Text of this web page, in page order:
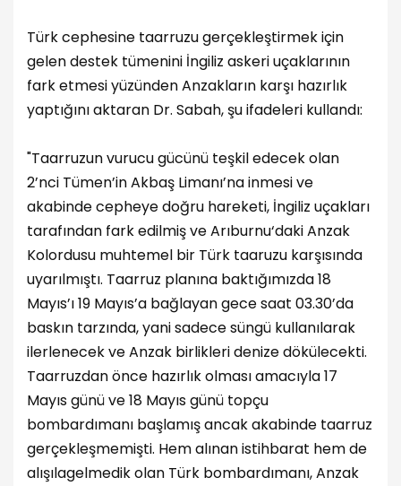
Türk cephesine taarruzu gerçekleştirmek için
gelen destek tümenini İngiliz askeri uçaklarının
fark etmesi yüzünden Anzakların karşı hazırlık
yaptığını aktaran Dr. Sabah, şu ifadeleri kullandı:
"Taarruzun vurucu gücünü teşkil edecek olan
2’nci Tümen’in Akbaş Limanı’na inmesi ve
akabinde cepheye doğru hareketi, İngiliz uçakları
tarafından fark edilmiş ve Arıburnu‘daki Anzak
Kolordusu muhtemel bir Türk taaruzu karşısında
uyarılmıştı. Taarruz planına baktığımızda 18
Mayıs’ı 19 Mayıs’a bağlayan gece saat 03.30’da
baskın tarzında, yani sadece süngü kullanılarak
ilerlenecek ve Anzak birlikleri denize dökülecekti.
Taarruzdan önce hazırlık olması amacıyla 17
Mayıs günü ve 18 Mayıs günü topçu
bombardımanı başlamış ancak akabinde taarruz
gerçekleşmemişti. Hem alınan istihbarat hem de
alışılagelmedik olan Türk bombardımanı, Anzak